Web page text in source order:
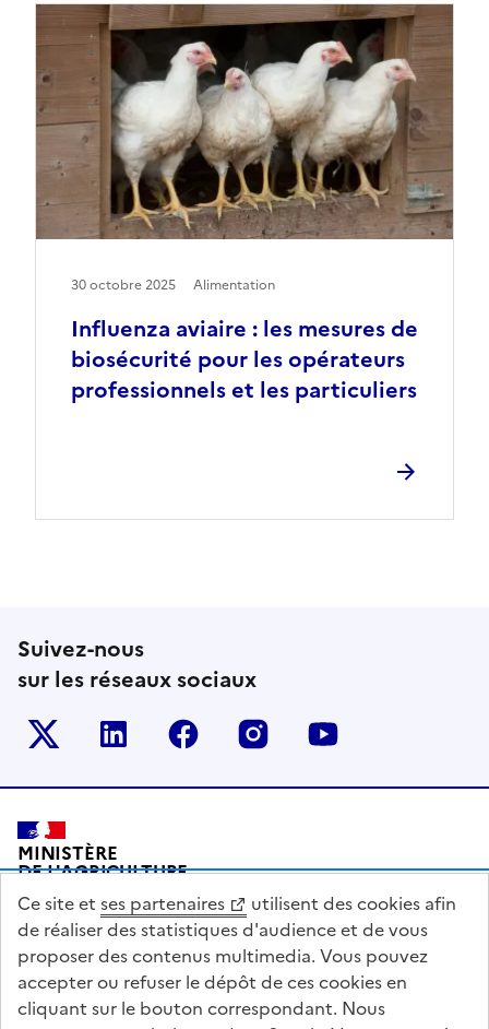
Influenza aviaire : les mesures de
biosécurité pour les opérateurs
professionnels et les particuliers
30 octobre 2025 Alimentation
Suivez-nous
sur les réseaux sociaux
Le ministère sur Twitter
Le ministère sur LinkedIn
Le ministère sur Facebook
Le ministère sur
Pied de page
MINISTÈRE
DE L'AGRICULTURE
DE L'AGRO-ALIMENTAIRE
ET DE LA SOUVERAINETÉ
ALIMENTAIRE
Ce site et ses partenaires
utilisent des cookies afin
de réaliser des statistiques d'audience et de vous
proposer des contenus multimedia. Vous pouvez
accepter ou refuser le dépôt de ces cookies en
cliquant sur le bouton correspondant. Nous